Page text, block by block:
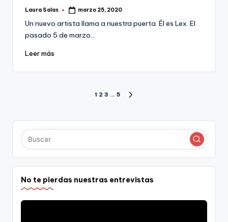
Publicado
Laura Salas marzo 25, 2020
Un nuevo artista llama a nuestra puerta. Él es Lex. El
pasado 5 de marzo…
Leer más
Paginación
de
entradas
1 2 3 … 5
No te pierdas nuestras entrevistas